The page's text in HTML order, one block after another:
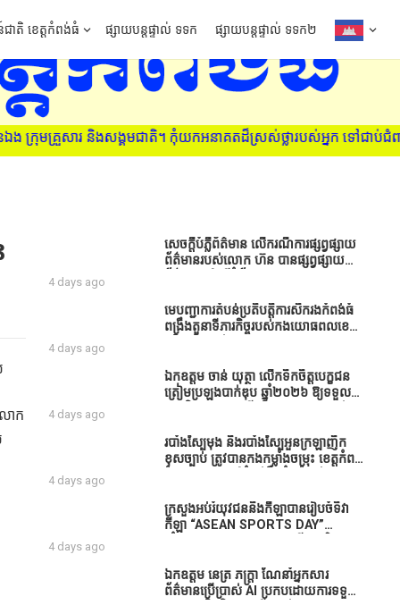
កុំយកអនាគតដ៏ស្រស់ថ្លារបស់អ្នក ទៅជាប់ជំពាក់នឹងគ្រឿងញៀន ស្វែ
ាតិ ខេត្តកំពង់ធំ ផ្សាយបន្តផ្ទាល់ ទទក ផ្សាយបន្តផ្ទាល់ ទទក២
ោក
សេចក្តីបំភ្លឺព័ត៌មាន លេីករណីការផ្សព្វផ្សាយ
ព័ត៌មានរបស់លោក ហ៊ន បានផ្សព្វផ្សាយ
២០២៦ នេះ ដោយបានដាក់ចំណងជើងថា
«ខេត្តកំពង់ធំ សូមសំណូមពរទៅដល់
ខ្លះទៅព្រោះឥឡូវដឹងហើយថាពិបាករកលុយ
ណាស់គាត់ដាំដំណាំសឹកសឹងតែខ្ចីលុយ
ធនាគារយកមកដាំ ព្រោះមួយរយៈចុងក្រោយ
ពាក់ព័ន្ធនិងអាជ្ញាធរជាមួយនឹងប្រជាពលរដ្ឋ
រឿងដីអាស្រ័យផល»
4 days ago
មេបញ្ជាការតំបន់ប្រតិបត្តិការសឹករងកំពង់ធំ
ពង្រឹងតួនាទីភារកិច្ចរបស់កងយោធពលខេមរ
4 days ago
ឯកឧត្តម ចាន់ យុត្ថា លើកទឹកចិត្តបេក្ខជន
ត្រៀមប្រឡងបាក់ឌុប ឆ្នាំ២០២៦ ឱ្យទទួល
4 days ago
របាំង​ស្បៃ​មុង​ និង​របាំង​ស្បៃ​អួន​ក្រឡា​ញឹក​
ខុស​ច្បាប់​ ត្រូវ​បាន​កងកម្លាំង​ចម្រុះ​ ខេត្តកំពង់​
4 days ago
ក្រសួងអប់រំយុវជននិងកីឡាបានរៀបចំទិវា
កីឡា “ASEAN SPORTS DAY”
កំពង់ធំ( Video inside)
4 days ago
ឯកឧត្តម នេត្រ ភក្ត្រា ណែនាំអ្នកសារ
ព័ត៌មានប្រើប្រាស់ AI ប្រកបដោយការទទួល